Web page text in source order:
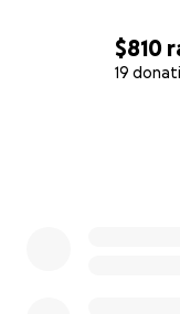
$810
19
Je me tourne
à sauver ma